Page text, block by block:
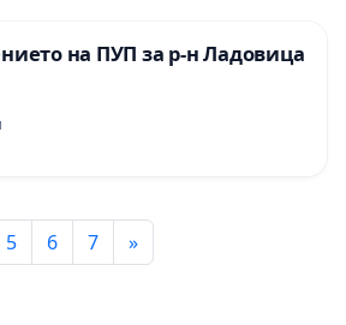
на ПУП за р-н Ладовица
5 6 7 »